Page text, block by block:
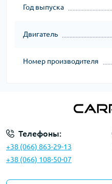
Год выпуска
Двигатель
Номер производителя
Телефоны:
+38 (066) 863-29-13
+38 (066) 108-50-07